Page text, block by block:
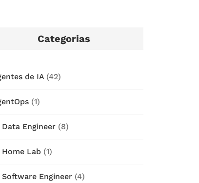
Categorias
de IA(42)
(1)
Data Engineer (8)
Home Lab (1)
Software Engineer (4)